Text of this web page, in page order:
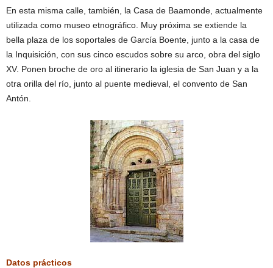
En esta misma calle, también, la Casa de Baamonde, actualmente
utilizada como museo etnográfico. Muy próxima se extiende la
bella plaza de los soportales de García Boente, junto a la casa de
la Inquisición, con sus cinco escudos sobre su arco, obra del siglo
XV. Ponen broche de oro al itinerario la iglesia de San Juan y a la
otra orilla del río, junto al puente medieval, el convento de San
Antón.
Datos prácticos